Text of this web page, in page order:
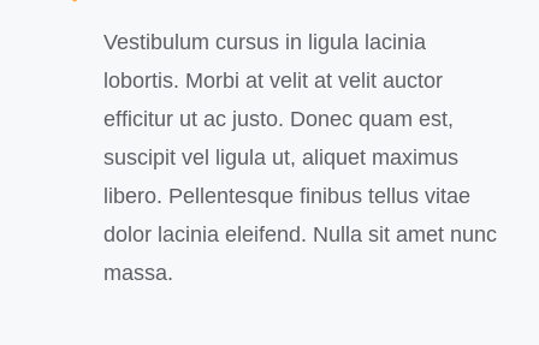
Vestibulum cursus in ligula lacinia
lobortis. Morbi at velit at velit auctor
efficitur ut ac justo. Donec quam est,
suscipit vel ligula ut, aliquet maximus
libero. Pellentesque finibus tellus vitae
dolor lacinia eleifend. Nulla sit amet nunc
massa.